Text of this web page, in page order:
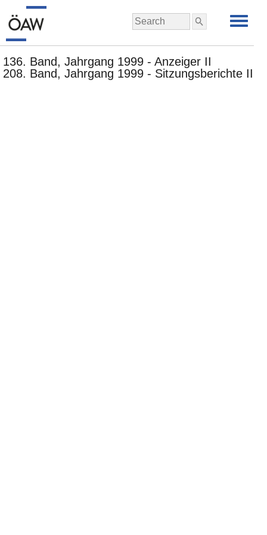
136. Band, Jahrgang 1999 - Anzeiger II
208. Band, Jahrgang 1999 - Sitzungsberichte II